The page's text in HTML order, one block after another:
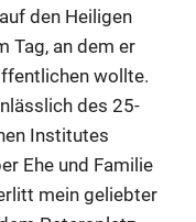
den Heiligen
Tag, an dem er
wollte.
des 25-
Institutes
Ehe und Familie
mein geliebter